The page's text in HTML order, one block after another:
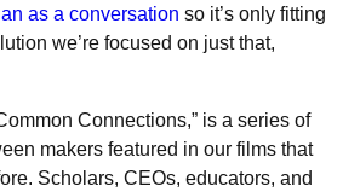
as a conversation so it’s only fitting
we’re focused on just that,
Connections,” is a series of
makers featured in our films that
Scholars, CEOs, educators, and